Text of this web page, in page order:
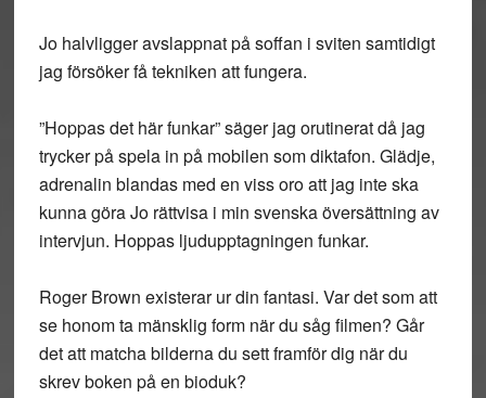
Jo halvligger avslappnat på soffan i sviten samtidigt
jag försöker få tekniken att fungera.
”Hoppas det här funkar” säger jag orutinerat då jag
trycker på spela in på mobilen som diktafon. Glädje,
adrenalin blandas med en viss oro att jag inte ska
kunna göra Jo rättvisa i min svenska översättning av
intervjun. Hoppas ljudupptagningen funkar.
Roger Brown existerar ur din fantasi. Var det som att
se honom ta mänsklig form när du såg filmen? Går
det att matcha bilderna du sett framför dig när du
skrev boken på en bioduk?